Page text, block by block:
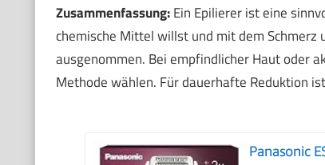
Zusammenfassung:Ein Epilierer ist eine
chemische Mittel willst und mit dem Schmerz
ausgenommen. Bei empfindlicher Haut oder
Methode wählen. Für dauerhafte Reduktion
Panasonic